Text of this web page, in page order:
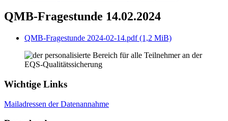
QMB-Fragestunde 14.02.2024
QMB-Fragestunde 2024-02-14.pdf(1,2 MiB)
Wichtige Links
Mailadressen der Datenannahme